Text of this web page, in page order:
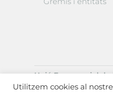
Unió Empresarial de
Ctra. de Manresa,
Utilitzem cookies al